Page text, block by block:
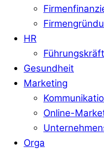
HR
Gesundheit
Marketing
Online-
Orga